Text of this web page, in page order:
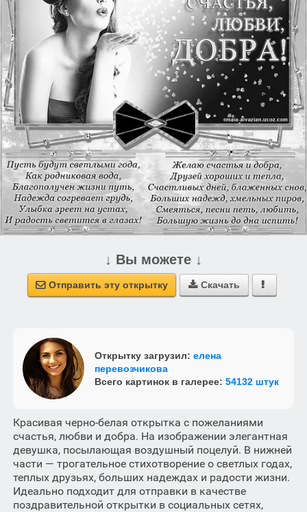
↓ Вы можете ↓
 Отправить эту открытку  Скачать 
Открытку загрузил: елена
перевозчикова
Всего картинок в галерее: 54132 штук
Красивая черно-белая открытка с пожеланиями
счастья, любви и добра. На изображении элегантная
девушка, посылающая воздушный поцелуй. В нижней
части — трогательное стихотворение о светлых годах,
теплых друзьях, больших надеждах и радости жизни.
Идеально подходит для отправки в качестве
поздравительной открытки в социальных сетях,